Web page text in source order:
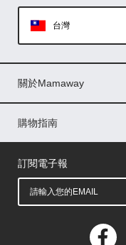
台灣
印尼
馬來西亞
關於Mamaway
門市據點
最新消息
品牌故事
人力招募
媒體花絮
隱私權聲明
CSR企業社會責任
購物指南
購物常見問題
退換貨問題
儲值金使用條款
購買儲值金
發票問題
會員權益
線上留言
吸乳器-免費體驗
訂閱電子報